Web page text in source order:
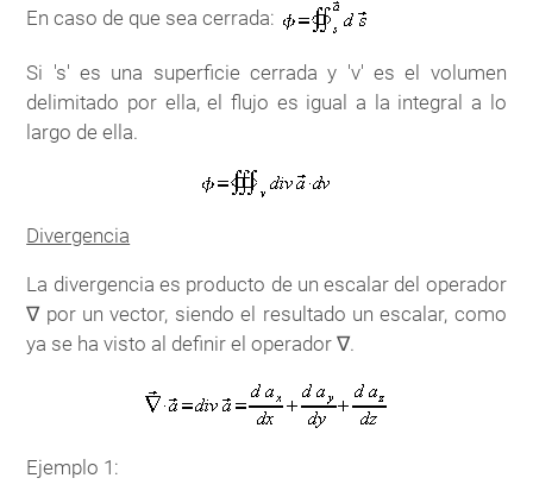
En caso de que sea cerrada:
Si 's' es una superficie cerrada y 'v' es el volumen
delimitado por ella, el flujo es igual a la integral a lo
largo de ella.
Divergencia
La divergencia es producto de un escalar del operador
∇ por un vector, siendo el resultado un escalar, como
ya se ha visto al definir el operador ∇.
Ejemplo 1: